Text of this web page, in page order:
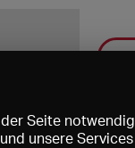
Seite
unsere